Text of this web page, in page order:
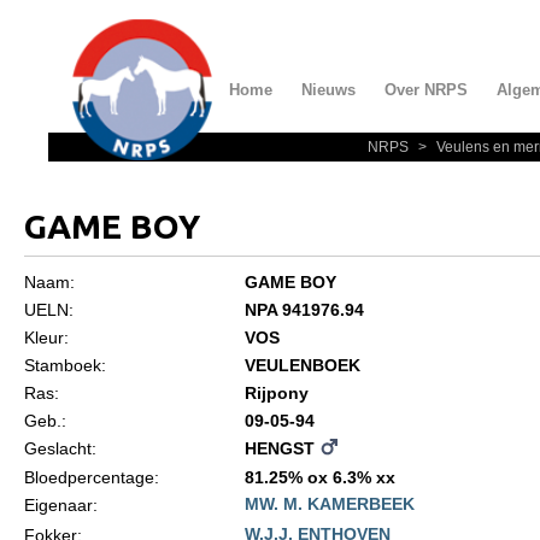
Home Nieuws Over NRPS
Over NRPS
Statuten en reglementen
Privacyverklaring
Algemeen
NRPS > Veulens en
GAME BOY
Naam:
GAME BOY
UELN:
NPA 941976.94
Kleur:
VOS
Stamboek:
VEULENBOEK
Ras:
Rijpony
Geb.:
09-05-94
Geslacht:
HENGST
Bloedpercentage:
81.25% ox 6.3% xx
Eigenaar:
MW. M. KAMERBEEK
Fokker:
W.J.J. ENTHOVEN